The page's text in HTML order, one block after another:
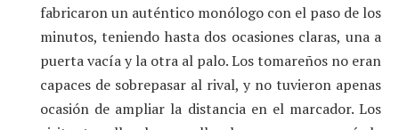
fabricaron un auténtico monólogo con el paso de los
minutos, teniendo hasta dos ocasiones claras, una a
puerta vacía y la otra al palo. Los tomareños no eran
capaces de sobrepasar al rival, y no tuvieron apenas
ocasión de ampliar la distancia en el marcador. Los